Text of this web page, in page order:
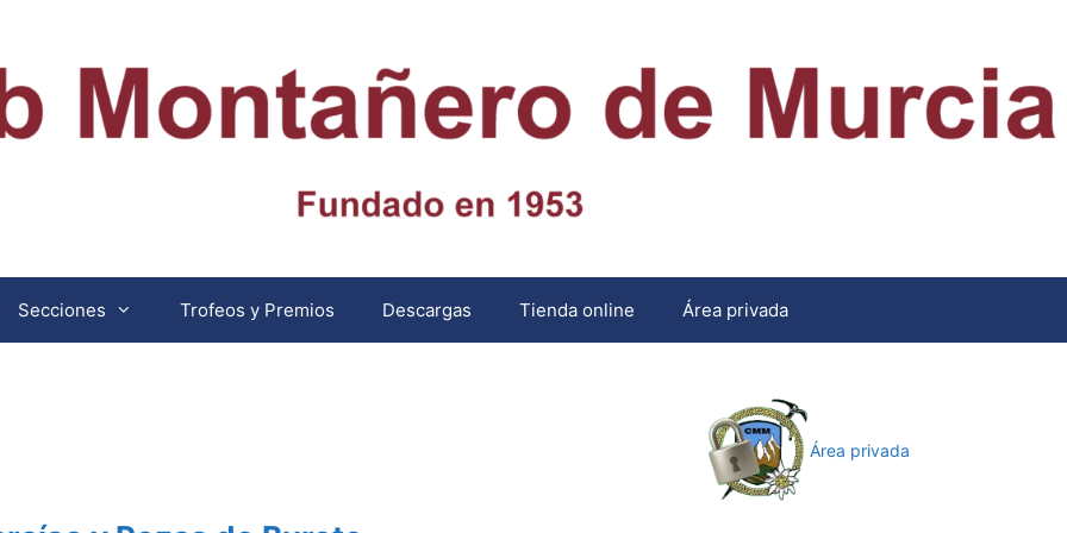
Secciones Trofeos y Premios Descargas Tienda online Área privada
Área privada